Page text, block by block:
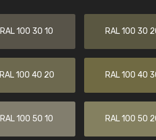
RAL 100 30 10 RAL 100 30
RAL 100 40 20 RAL 100 40
RAL 100 50 10 RAL 100 50